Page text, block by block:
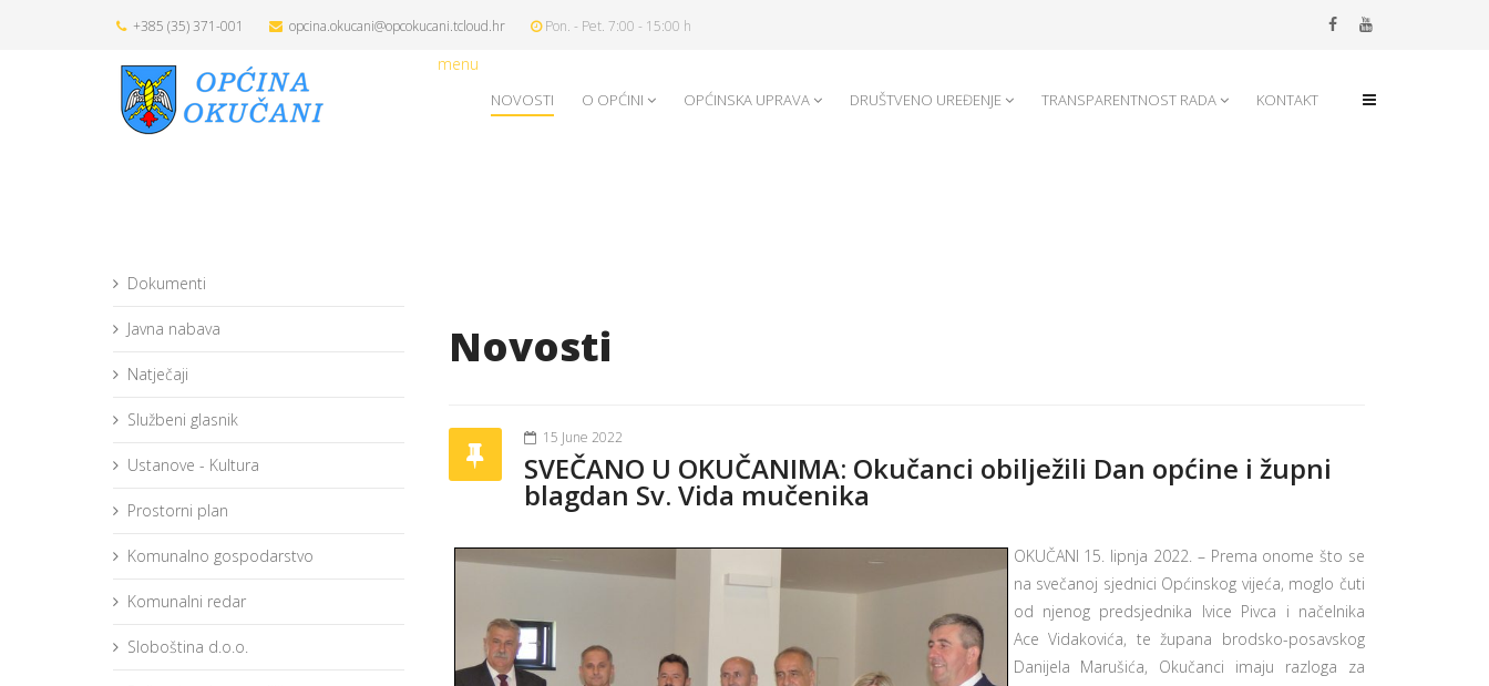
+385 (35) 371-001 opcina.okucani@opcokucani.tcloud.hr Pon. - Pet. 7:00 - 15:00 h
menu
NOVOSTI O OPĆINI OPĆINSKA UPRAVA DRUŠTVENO UREĐENJE TRANSPARENTNOST RADA KONTAKT
Dokumenti
Javna nabava
Natječaji
Službeni glasnik
Ustanove - Kultura
Prostorni plan
Komunalno gospodarstvo
Komunalni redar
Sloboština d.o.o.
Novosti
15 June 2022
SVEČANO U OKUČANIMA: Okučanci obilježili Dan općine i župni
blagdan Sv. Vida mučenika
OKUČANI 15. lipnja 2022. – Prema onome što se
na svečanoj sjednici Općinskog vijeća, moglo čuti
od njenog predsjednika Ivice Pivca i načelnika
Ace Vidakovića, te župana brodsko-posavskog
Danijela Marušića, Okučanci imaju razloga za